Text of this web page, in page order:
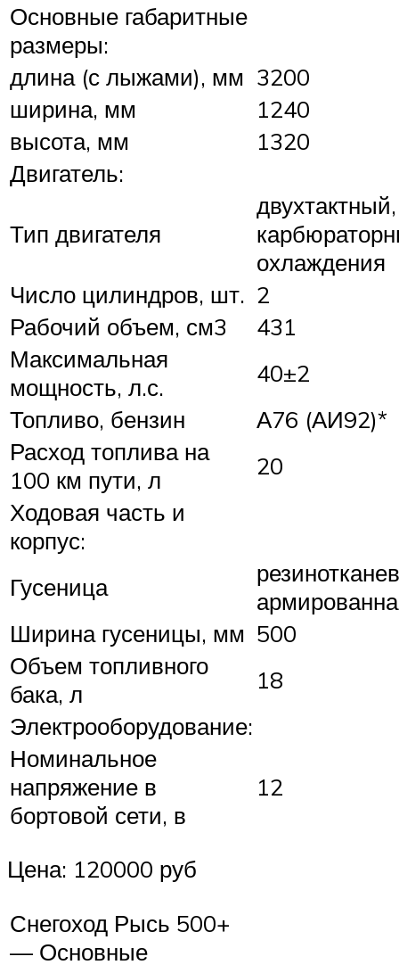
Основные габаритные
размеры:
длина (с лыжами), мм 3200
ширина, мм
1240
высота, мм
1320
Двигатель:
Тип двигателя
двухтактный,
охлаждения
Число цилиндров, шт. 2
Рабочий объем, см3
431
Максимальная
мощность, л.с.
40±2
Топливо, бензин
А76 (АИ92)*
Расход топлива на
100 км пути, л
20
Ходовая часть и
корпус:
Гусеница
Ширина гусеницы, мм 500
Объем топливного
бака, л
18
Электрооборудование:
Номинальное
напряжение в
бортовой сети, в
12
Цена: 120000 руб
Снегоход Рысь 500+
— Основные